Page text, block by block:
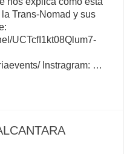
Trans-Nomad y sus
UCTcfI1kt08Qlum7-
Instragram: …